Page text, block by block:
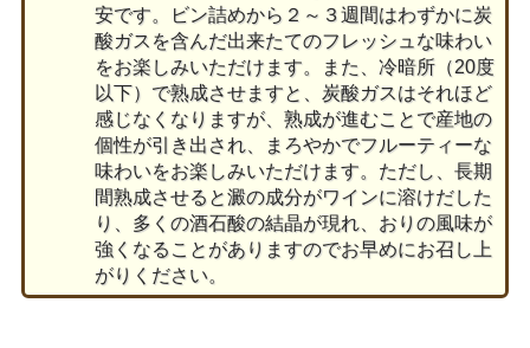
安です。ビン詰めから２～３週間はわずかに炭
酸ガスを含んだ出来たてのフレッシュな味わい
をお楽しみいただけます。また、冷暗所（20度
以下）で熟成させますと、炭酸ガスはそれほど
感じなくなりますが、熟成が進むことで産地の
個性が引き出され、まろやかでフルーティーな
味わいをお楽しみいただけます。ただし、長期
間熟成させると澱の成分がワインに溶けだした
り、多くの酒石酸の結晶が現れ、おりの風味が
強くなることがありますのでお早めにお召し上
がりください。